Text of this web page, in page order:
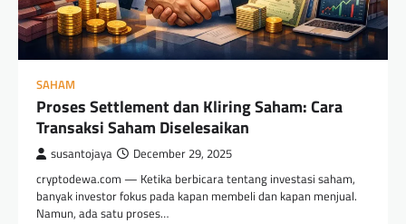
SAHAM
Proses Settlement dan Kliring Saham: Cara
Transaksi Saham Diselesaikan
susantojaya December 29, 2025
cryptodewa.com — Ketika berbicara tentang investasi saham,
banyak investor fokus pada kapan membeli dan kapan menjual.
Namun, ada satu proses…